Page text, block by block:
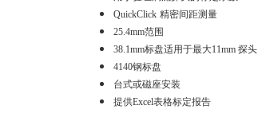
QuickClick 精密间距测量
25.4mm范围
38.1mm标盘适用于最大11mm 探头
4140钢标盘
台式或磁座安装
提供Excel表格标定报告